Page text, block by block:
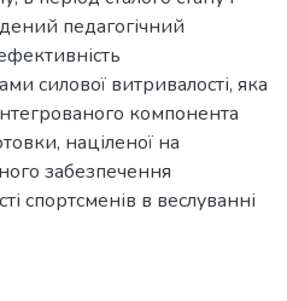
педагогічний
силової витривалості, яка
компонента
націленої на
забезпечення
спортсменів в веслуванні